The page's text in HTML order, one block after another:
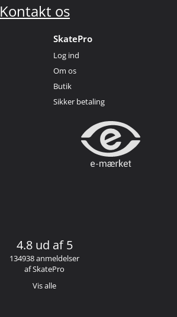
Kontakt os
SkatePro
Log ind
Om os
Butik
Sikker betaling
4.8 ud af 5
134938 anmeldelser
af SkatePro
Vis alle